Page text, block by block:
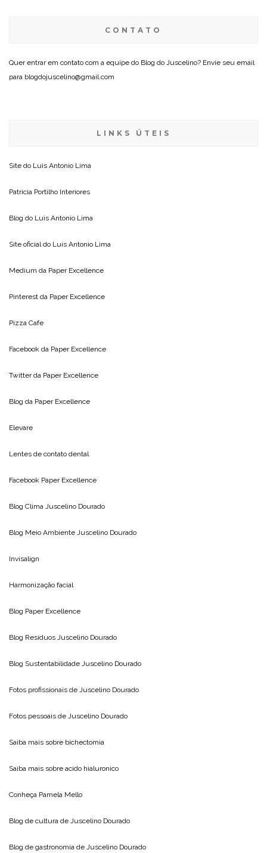
CONTATO
Quer entrar em contato com a equipe do Blog do Juscelino? Envie seu email
para blogdojuscelino@gmail.com
LINKS ÚTEIS
Site do Luis Antonio Lima
Patricia Portilho Interiores
Blog do Luis Antonio Lima
Site oficial do Luis Antonio Lima
Medium da Paper Excellence
Pinterest da Paper Excellence
Pizza Cafe
Facebook da Paper Excellence
Twitter da Paper Excellence
Blog da Paper Excellence
Elevare
Lentes de contato dental
Facebook Paper Excellence
Blog Clima Juscelino Dourado
Blog Meio Ambiente Juscelino Dourado
Invisalign
Harmonização facial
Blog Paper Excellence
Blog Resíduos Juscelino Dourado
Blog Sustentabilidade Juscelino Dourado
Fotos profissionais de Juscelino Dourado
Fotos pessoais de Juscelino Dourado
Saiba mais sobre bichectomia
Saiba mais sobre acido hialuronico
Conheça Pamela Mello
Blog de cultura de Juscelino Dourado
Blog de gastronomia de Juscelino Dourado